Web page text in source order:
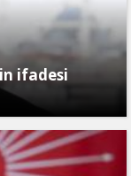
ifadesi